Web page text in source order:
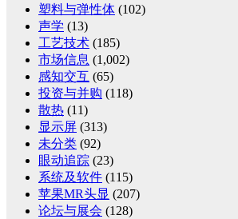
塑料与弹性体 (102)
声学 (13)
工艺技术 (185)
市场信息 (1,002)
感知交互 (65)
投资与并购 (118)
散热 (11)
显示屏 (313)
未分类 (92)
眼动追踪 (23)
系统及软件 (115)
苹果MR头显 (207)
论坛与展会 (128)